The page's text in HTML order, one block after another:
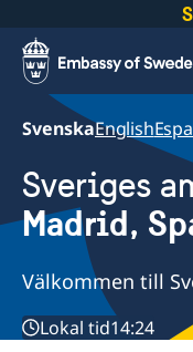
SvenskaEnglish
Sveriges
Madrid,
Välkommen till
Lokal tid14:24